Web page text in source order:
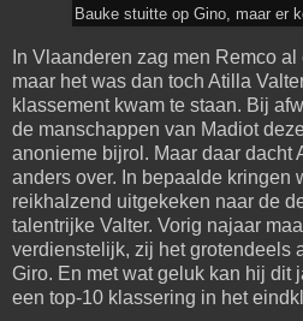
Bauke stuitte op Gino, maar er
In Vlaanderen zag men Remco
maar het was dan toch Atilla
klassement kwam te staan. Bij
de manschappen van Madiot
anonieme bijrol. Maar daar dacht
anders over. In bepaalde kringen
reikhalzend uitgekeken naar de
talentrijke Valter. Vorig najaar
verdienstelijk, zij het grotendeels
Giro. En met wat geluk kan hij dit
een top-10 klassering in het